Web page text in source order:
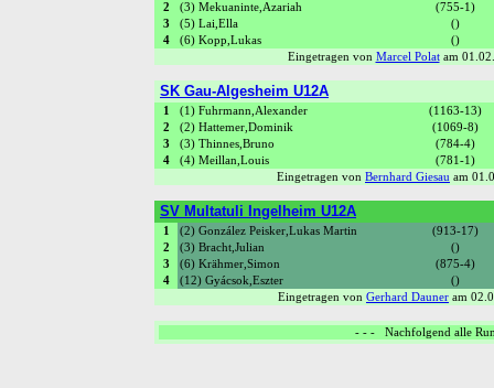
2
(3) Mekuaninte,Azariah
(755-1)
3
(5) Lai,Ella
()
4
(6) Kopp,Lukas
()
Eingetragen von Marcel Polatam
SK Gau-Algesheim U12A
1 (1) Fuhrmann,Alexander
(1163-13)
2
(2) Hattemer,Dominik
(1069-8)
3
(3) Thinnes,Bruno
(784-4)
4
(4) Meillan,Louis
(781-1)
Eingetragen von Bernhard Giesau am
SV Multatuli Ingelheim U12A
1 (2) González Peisker,Lukas Martin
(913-17)
2
(3) Bracht,Julian
()
3
(6) Krähmer,Simon
(875-4)
4
(12) Gyácsok,Eszter
()
Eingetragen von Gerhard Dauner am
- - - Nachfolgend alle